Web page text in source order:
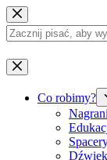
Przejdź
do
treści
Brak
wyników
Co robimy?